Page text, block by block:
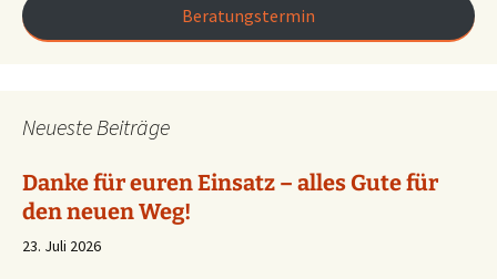
Beratungstermin
Neueste Beiträge
Danke für euren Einsatz – alles Gute für
den neuen Weg!
23. Juli 2026